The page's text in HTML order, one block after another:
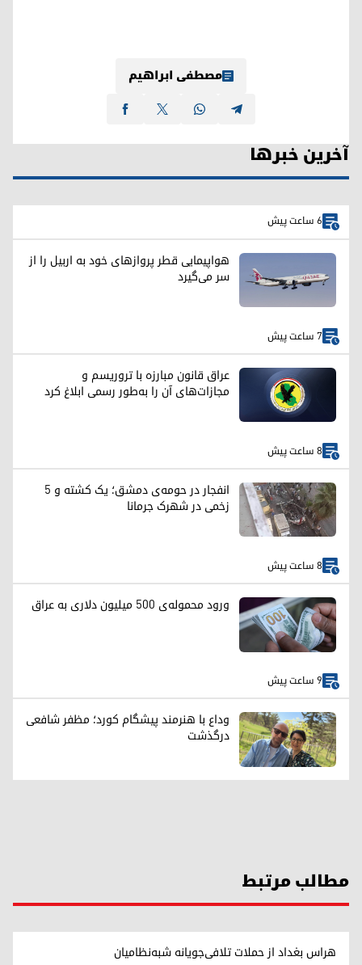
مصطفی ابراهیم
آخرین خبرها
6 ساعت پیش
هواپیمایی قطر پروازهای خود به اربیل را از
سر می‌گیرد
7 ساعت پیش
عراق قانون مبارزه با تروریسم و
مجازات‌های آن را به‌طور رسمی ابلاغ کرد
8 ساعت پیش
انفجار در حومه‌ی دمشق؛ یک کشته و ۵
زخمی در شهرک جرمانا
8 ساعت پیش
ورود محموله‌ی ۵۰۰ میلیون دلاری به عراق
9 ساعت پیش
وداع با هنرمند پیشگام کورد؛ مظفر شافعی
درگذشت
مطالب مرتبط
هراس بغداد از حملات تلافی‌جویانه شبه‌نظامیان